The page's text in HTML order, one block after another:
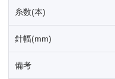
糸数(本)
針幅(mm)
備考